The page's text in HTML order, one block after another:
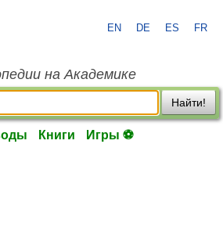
EN DE ES FR
на Академике
Найти!
Книги Игры ⚽